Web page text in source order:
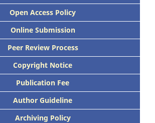
Open Access Policy
Online Submission
Peer Review Process
Copyright Notice
Publication Fee
Author Guideline
Archiving Policy